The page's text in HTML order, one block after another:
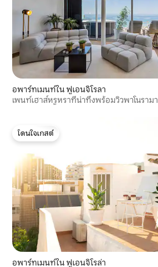
อพาร์ทเมนท์ใน ฟูเอนจิโรลา
เพนท์เฮาส์หรูหราที่น่าทึ่งพร้อมวิวพาโนรามา
โดนใจเกสต์
โดนใจเกสต์
อพาร์ทเมนท์ใน ฟูเอนจิโรล่า